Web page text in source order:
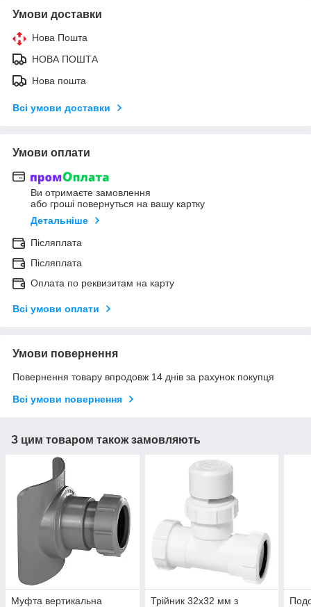
Умови доставки
Нова Пошта
НОВА ПОШТА
Нова пошта
Всі умови доставки
Умови оплати
Ви отримаєте замовлення
або гроші повернуться на вашу картку
Детальніше
Післяплата
Післяплата
Оплата по реквизитам на карту
Всі умови оплати
Умови повернення
Повернення товару впродовж 14 днів за рахунок покупця
Всі умови повернення
З цим товаром також замовляють
Муфта вертикальна
Трійник 32х32 мм з